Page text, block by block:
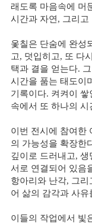
래도록 마음속에 머
시간과 자연, 그리
옻칠은 단숨에 완성
고, 덧입히고, 또 다
택과 결을 얻는다.
시간을 품는 태도이
기록이다. 켜켜이
속에서 또 하나의 시
이번 전시에 참여한
의 가능성을 확장한
깊이로 드러내고, 생
서로 연결되어 있음
항아리와 난각, 그
어 삶의 감각과 사
이들의 작업에서 빛